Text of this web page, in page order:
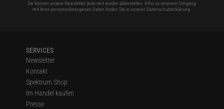
Sie können unsere Newsletter jederzeit wieder abbestellen. Infos zu unserem Umgang
mit Ihren personenbezogenen Daten finden Sie in unserer Datenschutzerklärung.
SERVICES
Newsletter
Kontakt
Spektrum Shop
Im Handel kaufen
Presse